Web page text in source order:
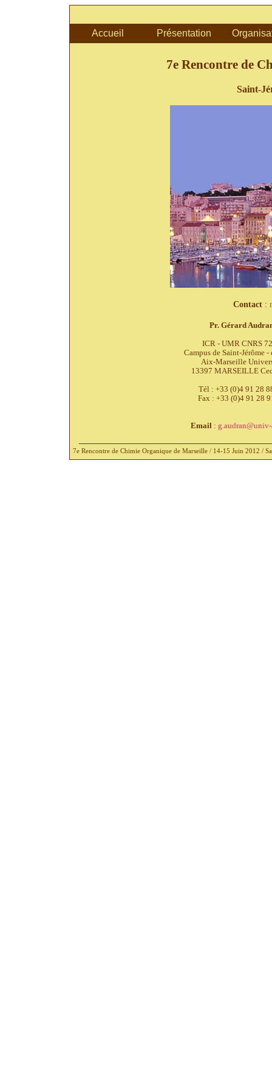
Accueil Présentation
7e Rencontre de
Saint-
Contact :
Pr. Gérard
ICR - UMR CNRS
Campus de Saint-Jérôme -
Aix-Marseille
13397 MARSEILLE
Tél : +33 (0)4 91 28
Fax : +33 (0)4 91 28
Email :
7e Rencontre de Chimie Organique de Marseille / 14-15 Juin 2012 /